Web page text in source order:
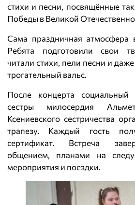
стихи и песни, посвящённые
Победы в Великой
Сама праздничная атмосфера
Ребята подготовили свои
читали стихи, пели песни и
трогательный вальс.
После концерта
сестры милосердия
Ксениевского сестричества
трапезу. Каждый гость
сертификат. Встреча
общением, планами на
мероприятия и поездки.